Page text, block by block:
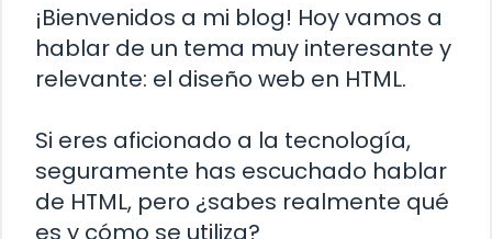
¡Bienvenidos a mi blog! Hoy vamos a
hablar de un tema muy interesante y
relevante: el diseño web en HTML.
Si eres aficionado a la tecnología,
seguramente has escuchado hablar
de HTML, pero ¿sabes realmente qué
es y cómo se utiliza?